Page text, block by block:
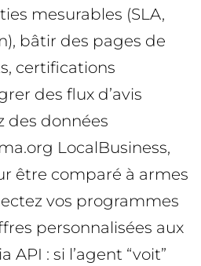
mesurables (SLA,
bâtir des pages de
certifications
des flux d’avis
des données
LocalBusiness,
être comparé à armes
vos programmes
personnalisées aux
API : si l’agent “voit”